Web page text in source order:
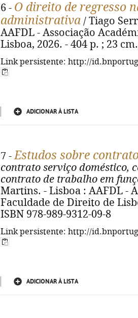
6 - O direito de regresso
administrativa / Tiago
AAFDL - Associação
Lisboa, 2026. - 404 p. ; 23
Link persistente: http://
ADICIONAR À LISTA
7 -Estudos sobre
contrato serviço doméstico,
contrato de trabalho em
Martins. - Lisboa : AAFDL -
Faculdade de Direito de
ISBN 978-989-9312-09-8
Link persistente: http://
ADICIONAR À LISTA